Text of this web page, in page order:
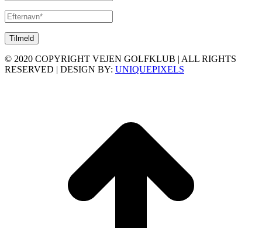
© 2020 COPYRIGHT VEJEN GOLFKLUB | ALL RIGHTS
RESERVED | DESIGN BY: UNIQUEPIXELS